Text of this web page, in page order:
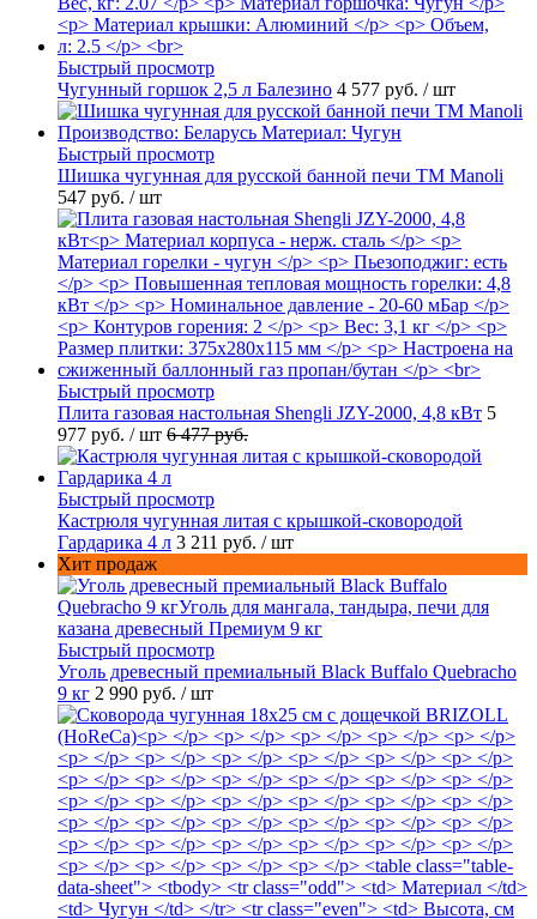
Быстрый просмотр
Чугунный горшок 2,5 л Балезино 4 577 руб. / шт
Быстрый просмотр
Шишка чугунная для русской банной печи ТМ Manoli
547 руб. / шт
Быстрый просмотр
Плита газовая настольная Shengli JZY-2000, 4,8 кВт 5
977 руб. / шт 6 477 руб.
Быстрый просмотр
Кастрюля чугунная литая с крышкой-сковородой
Гардарика 4 л 3 211 руб. / шт
Хит продаж
Быстрый просмотр
Уголь древесный премиальный Black Buffalo Quebracho
9 кг 2 990 руб. / шт